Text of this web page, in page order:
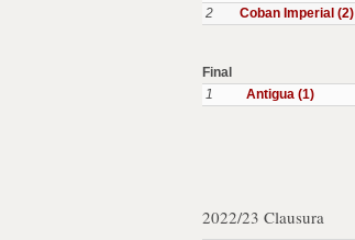
2
Coban Imperial (2)
Final
1
Antigua (1)
2022/23 Clausura